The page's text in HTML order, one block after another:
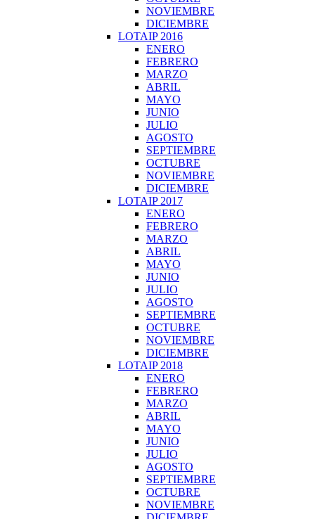
NOVIEMBRE
DICIEMBRE
LOTAIP 2016
ENERO
FEBRERO
MARZO
ABRIL
MAYO
JUNIO
JULIO
AGOSTO
SEPTIEMBRE
OCTUBRE
NOVIEMBRE
DICIEMBRE
LOTAIP 2017
ENERO
FEBRERO
MARZO
ABRIL
MAYO
JUNIO
JULIO
AGOSTO
SEPTIEMBRE
OCTUBRE
NOVIEMBRE
DICIEMBRE
LOTAIP 2018
ENERO
FEBRERO
MARZO
ABRIL
MAYO
JUNIO
JULIO
AGOSTO
SEPTIEMBRE
OCTUBRE
NOVIEMBRE